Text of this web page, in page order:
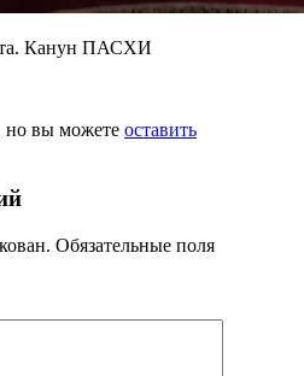
Канун ПАСХИ
но вы можете оставить
Обязательные поля